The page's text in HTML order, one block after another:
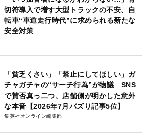
切符導入で増す大型トラックの不安、自
転車“車道走行時代”に求められる新たな
安全対策
「貧乏くさい」「禁止にしてほしい」ガ
チャガチャの“サーチ行為”が物議 SNS
で賛否真っ二つ、店舗側が明かした意外
な本音【2026年7月バズり記事5位】
集英社オンライン編集部